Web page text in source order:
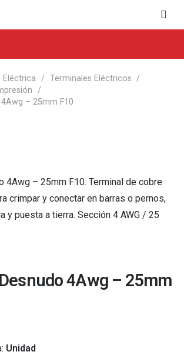
Eléctrica / Terminales Eléctricos /
/
– 25mm F10
4Awg – 25mm F10. Terminal de cobre
crimpar y conectar en barras o pernos,
y puesta a tierra. Sección 4 AWG / 25
4Awg – 25mm
Unidad